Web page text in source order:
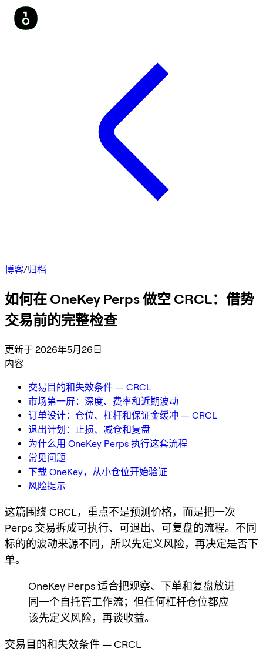
博客/归档
如何在 OneKey Perps 做空 CRCL：借势
交易前的完整检查
更新于 2026年5月26日
内容
交易目的和失效条件 — CRCL
市场第一屏：深度、费率和近期波动
订单设计：仓位、杠杆和保证金缓冲 — CRCL
退出计划：止损、减仓和复盘
为什么用 OneKey Perps 执行这套流程
常见问题
下载 OneKey，从小仓位开始验证
风险提示
这篇围绕 CRCL，重点不是预测价格，而是把一次
Perps 交易拆成可执行、可退出、可复盘的流程。不同
标的的波动来源不同，所以先定义风险，再决定是否下
单。
OneKey Perps 适合把观察、下单和复盘放进
同一个自托管工作流；但任何杠杆仓位都应
该先定义风险，再谈收益。
交易目的和失效条件 — CRCL